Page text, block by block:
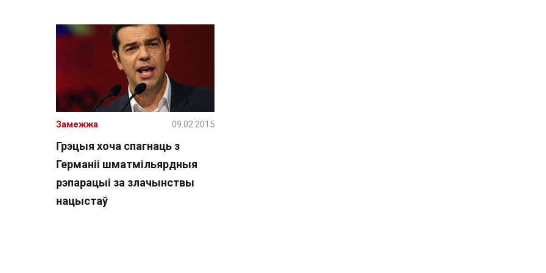
Грэцыя хоча спагнаць з
Германіі шматмільярдныя
рэпарацыі за злачынствы
нацыстаў
Замежжа 09.02.2015